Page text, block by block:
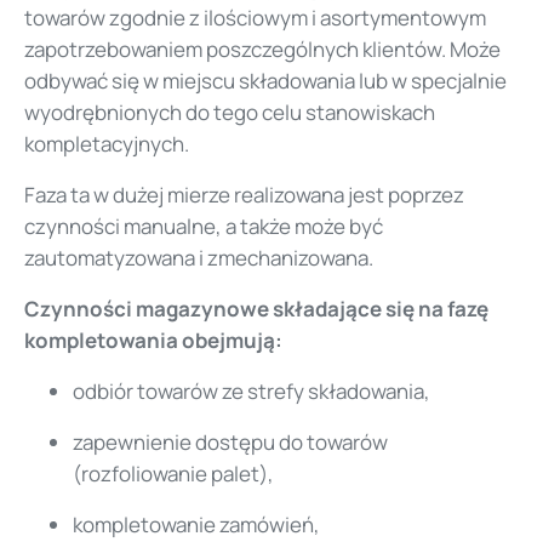
towarów zgodnie z ilościowym i asortymentowym
zapotrzebowaniem poszczególnych klientów. Może
odbywać się w miejscu składowania lub w specjalnie
wyodrębnionych do tego celu stanowiskach
kompletacyjnych.
Faza ta w dużej mierze realizowana jest poprzez
czynności manualne, a także może być
zautomatyzowana i zmechanizowana.
Czynności magazynowe składające się na fazę
kompletowania obejmują:
odbiór towarów ze strefy składowania,
zapewnienie dostępu do towarów
(rozfoliowanie palet),
kompletowanie zamówień,